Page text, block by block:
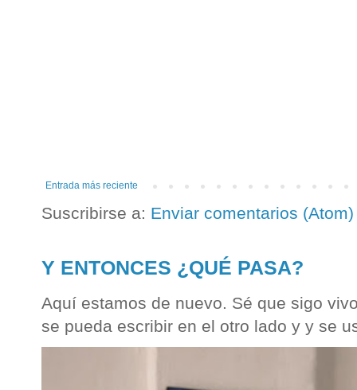
Entrada más reciente
Suscribirse a: Enviar comentarios (Atom)
Y ENTONCES ¿QUÉ PASA?
Aquí estamos de nuevo. Sé que sigo
se pueda escribir en el otro lado y y se